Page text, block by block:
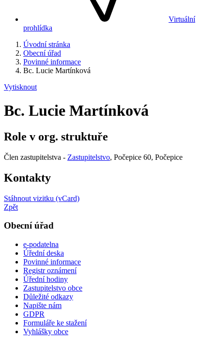
Virtuální
prohlídka
Úvodní stránka
Obecní úřad
Povinné informace
Bc. Lucie Martínková
Vytisknout
Bc. Lucie Martínková
Role v org. struktuře
Člen zastupitelstva - Zastupitelstvo, Počepice 60, Počepice
Kontakty
Stáhnout vizitku (vCard)
Zpět
Obecní úřad
e-podatelna
Úřední deska
Povinné informace
Registr oznámení
Úřední hodiny
Zastupitelstvo obce
Důležité odkazy
Napište nám
GDPR
Formuláře ke stažení
Vyhlášky obce